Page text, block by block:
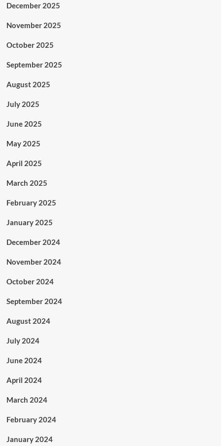
December 2025
November 2025
October 2025
September 2025
August 2025
July 2025
June 2025
May 2025
April 2025
March 2025
February 2025
January 2025
December 2024
November 2024
October 2024
September 2024
August 2024
July 2024
June 2024
April 2024
March 2024
February 2024
January 2024